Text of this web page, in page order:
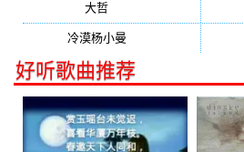
大哲
冷漠杨小曼
好听歌曲推荐